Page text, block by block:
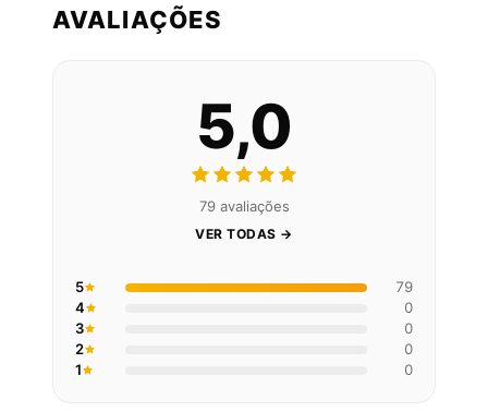
AVALIAÇÕES
5,0
79 avaliações
VER TODAS →
5
79
4
0
3
0
2
0
1
0